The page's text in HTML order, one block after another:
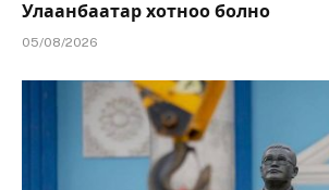
Улаанбаатар хотноо болно
05/08/2026